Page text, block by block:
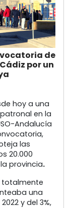
de
por un
hoy a una
en la
Andalucía
las
20.000
provincia.
totalmente
una
y del 3%,